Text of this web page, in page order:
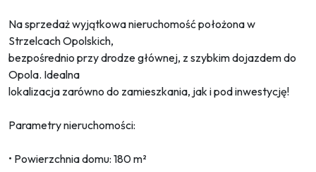
Na sprzedaż wyjątkowa nieruchomość położona w
Strzelcach Opolskich,
bezpośrednio przy drodze głównej, z szybkim dojazdem do
Opola. Idealna
lokalizacja zarówno do zamieszkania, jak i pod inwestycję!
Parametry nieruchomości:
• Powierzchnia domu: 180 m²